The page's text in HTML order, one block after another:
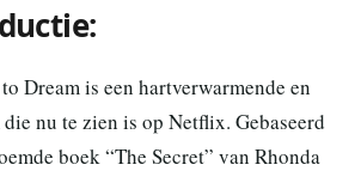
Dream is een hartverwarmende en
nu te zien is op Netflix. Gebaseerd
boek “The Secret” van Rhonda